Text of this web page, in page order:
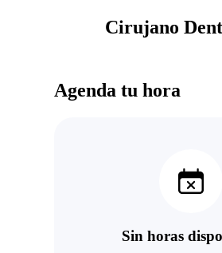
Cirujano
Agenda tu hora
Sin horas